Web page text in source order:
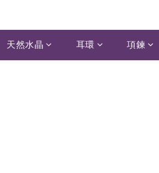
天然水晶 耳環 項鍊